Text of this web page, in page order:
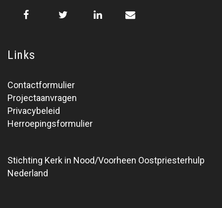
Links
Contactformulier
Projectaanvragen
Privacybeleid
Herroepingsformulier
Stichting Kerk in Nood/Voorheen Oostpriesterhulp
Nederland